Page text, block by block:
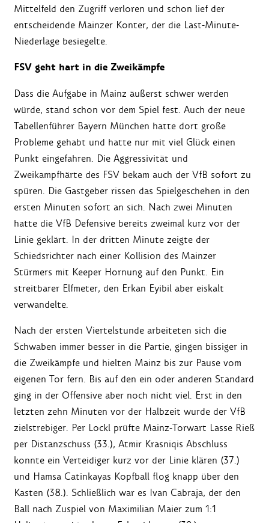
Mittelfeld den Zugriff verloren und schon lief der
entscheidende Mainzer Konter, der die Last-Minute-
Niederlage besiegelte.
FSV geht hart in die Zweikämpfe
Dass die Aufgabe in Mainz äußerst schwer werden
würde, stand schon vor dem Spiel fest. Auch der neue
Tabellenführer Bayern München hatte dort große
Probleme gehabt und hatte nur mit viel Glück einen
Punkt eingefahren. Die Aggressivität und
Zweikampfhärte des FSV bekam auch der VfB sofort zu
spüren. Die Gastgeber rissen das Spielgeschehen in den
ersten Minuten sofort an sich. Nach zwei Minuten
hatte die VfB Defensive bereits zweimal kurz vor der
Linie geklärt. In der dritten Minute zeigte der
Schiedsrichter nach einer Kollision des Mainzer
Stürmers mit Keeper Hornung auf den Punkt. Ein
streitbarer Elfmeter, den Erkan Eyibil aber eiskalt
verwandelte.
Nach der ersten Viertelstunde arbeiteten sich die
Schwaben immer besser in die Partie, gingen bissiger in
die Zweikämpfe und hielten Mainz bis zur Pause vom
eigenen Tor fern. Bis auf den ein oder anderen Standard
ging in der Offensive aber noch nicht viel. Erst in den
letzten zehn Minuten vor der Halbzeit wurde der VfB
zielstrebiger. Per Lockl prüfte Mainz-Torwart Lasse Rieß
per Distanzschuss (33.), Atmir Krasniqis Abschluss
konnte ein Verteidiger kurz vor der Linie klären (37.)
und Hamsa Catinkayas Kopfball flog knapp über den
Kasten (38.). Schließlich war es Ivan Cabraja, der den
Ball nach Zuspiel von Maximilian Maier zum 1:1